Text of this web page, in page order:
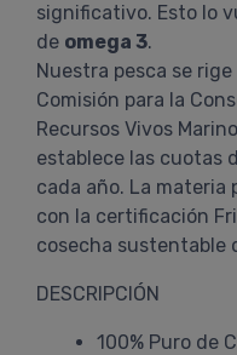
significativo. Esto lo
de omega 3.
Nuestra pesca se
Comisión para la
Recursos Vivos
establece las cuotas
cada año. La
con la certificación
cosecha sustentable
DESCRIPCIÓN
100% Puro de